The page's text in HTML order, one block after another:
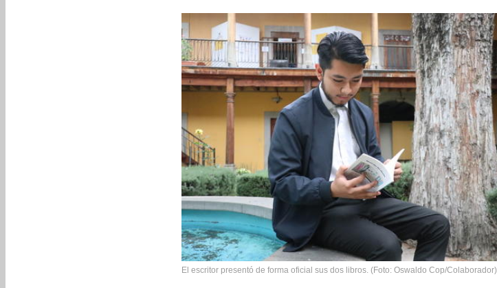
El escritor presentó de forma oficial sus dos libros. (Foto: Oswaldo Cop/Colaborador)